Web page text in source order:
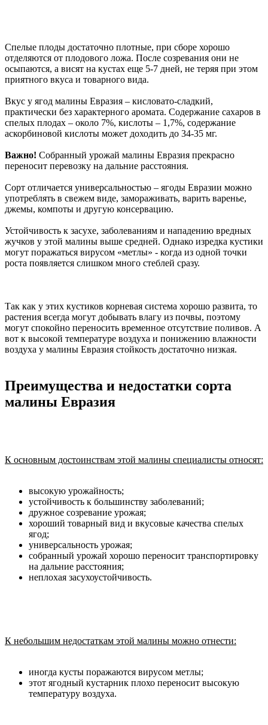
Спелые плоды достаточно плотные, при сборе хорошо
отделяются от плодового ложа. После созревания они не
осыпаются, а висят на кустах еще 5-7 дней, не теряя при этом
приятного вкуса и товарного вида.
Вкус у ягод малины Евразия – кисловато-сладкий,
практически без характерного аромата. Содержание сахаров в
спелых плодах – около 7%, кислоты – 1,7%, содержание
аскорбиновой кислоты может доходить до 34-35 мг.
Важно! Собранный урожай малины Евразия прекрасно
переносит перевозку на дальние расстояния.
Сорт отличается универсальностью – ягоды Евразии можно
употреблять в свежем виде, замораживать, варить варенье,
джемы, компоты и другую консервацию.
Устойчивость к засухе, заболеваниям и нападению вредных
жучков у этой малины выше средней. Однако изредка кустики
могут поражаться вирусом «метлы» - когда из одной точки
роста появляется слишком много стеблей сразу.
Так как у этих кустиков корневая система хорошо развита, то
растения всегда могут добывать влагу из почвы, поэтому
могут спокойно переносить временное отсутствие поливов. А
вот к высокой температуре воздуха и понижению влажности
воздуха у малины Евразия стойкость достаточно низкая.
Преимущества и недостатки сорта
малины Евразия
К основным достоинствам этой малины специалисты относят:
высокую урожайность;
устойчивость к большинству заболеваний;
дружное созревание урожая;
хороший товарный вид и вкусовые качества спелых
ягод;
универсальность урожая;
собранный урожай хорошо переносит транспортировку
на дальние расстояния;
неплохая засухоустойчивость.
К небольшим недостаткам этой малины можно отнести:
иногда кусты поражаются вирусом метлы;
этот ягодный кустарник плохо переносит высокую
температуру воздуха.